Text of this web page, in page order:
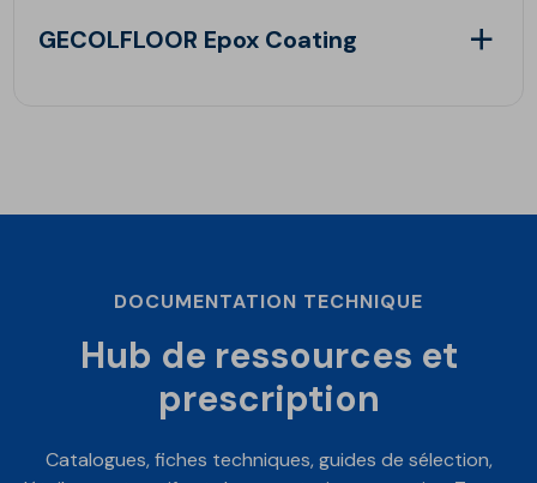
GECOLFLOOR Epox Coating
DOCUMENTATION TECHNIQUE
Hub de ressources et
prescription
Catalogues, fiches techniques, guides de sélection,